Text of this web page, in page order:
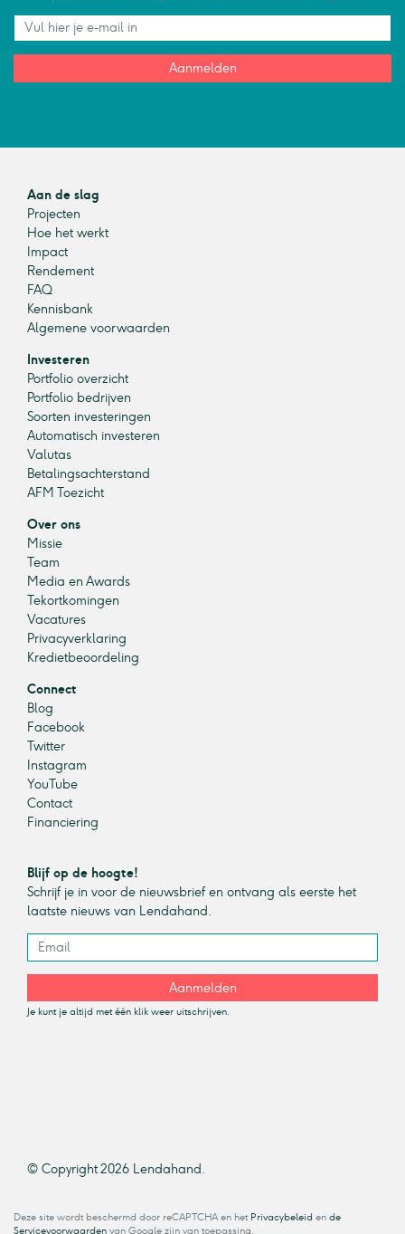
Aanmelden
Aan de slag
Projecten
Hoe het werkt
Impact
Rendement
FAQ
Kennisbank
Algemene voorwaarden
Investeren
Portfolio overzicht
Portfolio bedrijven
Soorten investeringen
Automatisch investeren
Valutas
Betalingsachterstand
AFM Toezicht
Over ons
Missie
Team
Media en Awards
Tekortkomingen
Vacatures
Privacyverklaring
Kredietbeoordeling
Connect
Blog
Facebook
Twitter
Instagram
YouTube
Contact
Financiering
Blijf op de hoogte!
Schrijf je in voor de nieuwsbrief en ontvang als eerste het
laatste nieuws van Lendahand.
Aanmelden
Je kunt je altijd met één klik weer uitschrijven.
© Copyright 2026 Lendahand.
Deze site wordt beschermd door reCAPTCHA en het Privacybeleid en de
Servicevoorwaarden van Google zijn van toepassing.